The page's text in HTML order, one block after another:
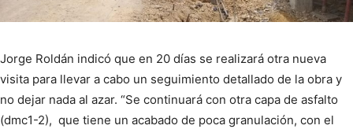
Jorge Roldán indicó que en 20 días se realizará otra nueva
visita para llevar a cabo un seguimiento detallado de la obra y
no dejar nada al azar. “Se continuará con otra capa de asfalto
(dmc1-2), que tiene un acabado de poca granulación, con el